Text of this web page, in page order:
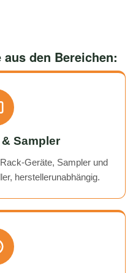
den Bereichen:
Sampler
Geräte, Sampler und
herstellerunabhängig.